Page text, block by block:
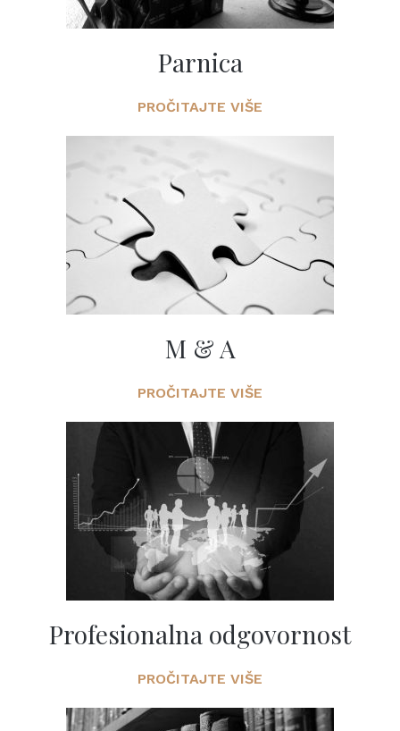
Parnica
PROČITAJTE VIŠE
M & A
PROČITAJTE VIŠE
Profesionalna odgovornost
PROČITAJTE VIŠE